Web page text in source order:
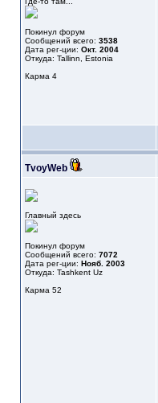
Покинул форум
Сообщений всего: 3538
Дата рег-ции: Окт. 2004
Откуда: Tallinn, Estonia
Карма 4
TvoyWeb
Главный здесь
Покинул форум
Сообщений всего: 7072
Дата рег-ции: Нояб. 2003
Откуда: Tashkent Uz
Карма 52